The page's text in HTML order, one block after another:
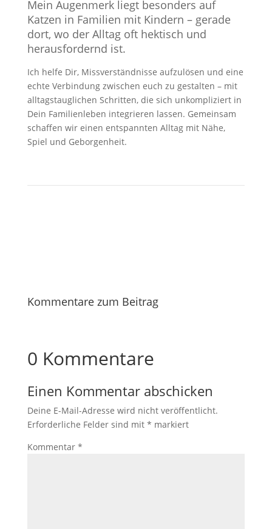
Mein Augenmerk liegt besonders auf
Katzen in Familien mit Kindern – gerade
dort, wo der Alltag oft hektisch und
herausfordernd ist.
Ich helfe Dir, Missverständnisse aufzulösen und eine
echte Verbindung zwischen euch zu gestalten – mit
alltagstauglichen Schritten, die sich unkompliziert in
Dein Familienleben integrieren lassen. Gemeinsam
schaffen wir einen entspannten Alltag mit Nähe,
Spiel und Geborgenheit.
Kommentare zum Beitrag
0 Kommentare
Einen Kommentar abschicken
Deine E-Mail-Adresse wird nicht veröffentlicht.
Erforderliche Felder sind mit * markiert
Kommentar *